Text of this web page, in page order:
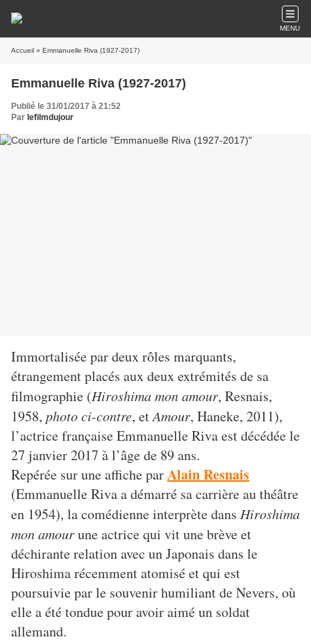
MENU
Accueil » Emmanuelle Riva (1927-2017)
Emmanuelle Riva (1927-2017)
Publié le 31/01/2017 à 21:52
Par lefilmdujour
Immortalisée par deux rôles marquants,
étrangement placés aux deux extrémités de sa
filmographie (Hiroshima mon amour, Resnais,
1958, photo ci-contre, etAmour, Haneke, 2011),
l’actrice française Emmanuelle Riva est décédée le
27 janvier 2017 à l’âge de 89 ans.
Repérée sur une affiche parAlain Resnais
(Emmanuelle Riva a démarré sa carrière au théâtre
en 1954), la comédienne interprète dans Hiroshima
monamourune actricequi vit une brève et
déchirante relation avec un Japonais dans le
Hiroshima récemment atomisé et qui est
poursuivie par le souvenir humiliant de Nevers, où
elle a été tondue pour avoir aimé un soldat
allemand.